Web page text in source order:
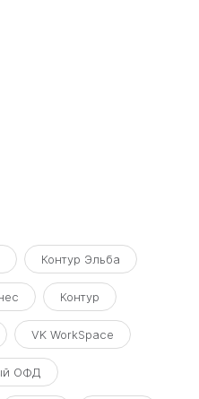
Контур Эльба
Контур
VK WorkSpace
ОФД